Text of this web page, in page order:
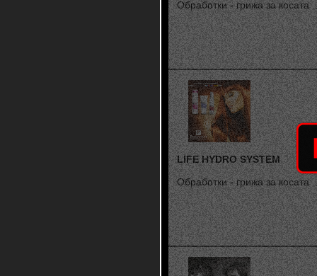
Обработки - грижа за косата
LIFE HYDRO SYSTEM
Обработки - грижа за косата